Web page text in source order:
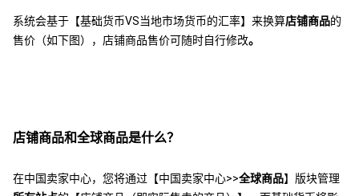
系统会基于【基础货币VS当地市场货币的汇率】来换算店铺商品的
售价（如下图），店铺商品售价可随时自行修改。
店铺商品和全球商品是什么？
在中国卖家中心，您将通过【中国卖家中心>>全球商品】版块管理